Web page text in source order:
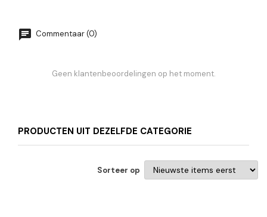
Commentaar (0)
Geen klantenbeoordelingen op het moment.
PRODUCTEN UIT DEZELFDE CATEGORIE
Sorteer op